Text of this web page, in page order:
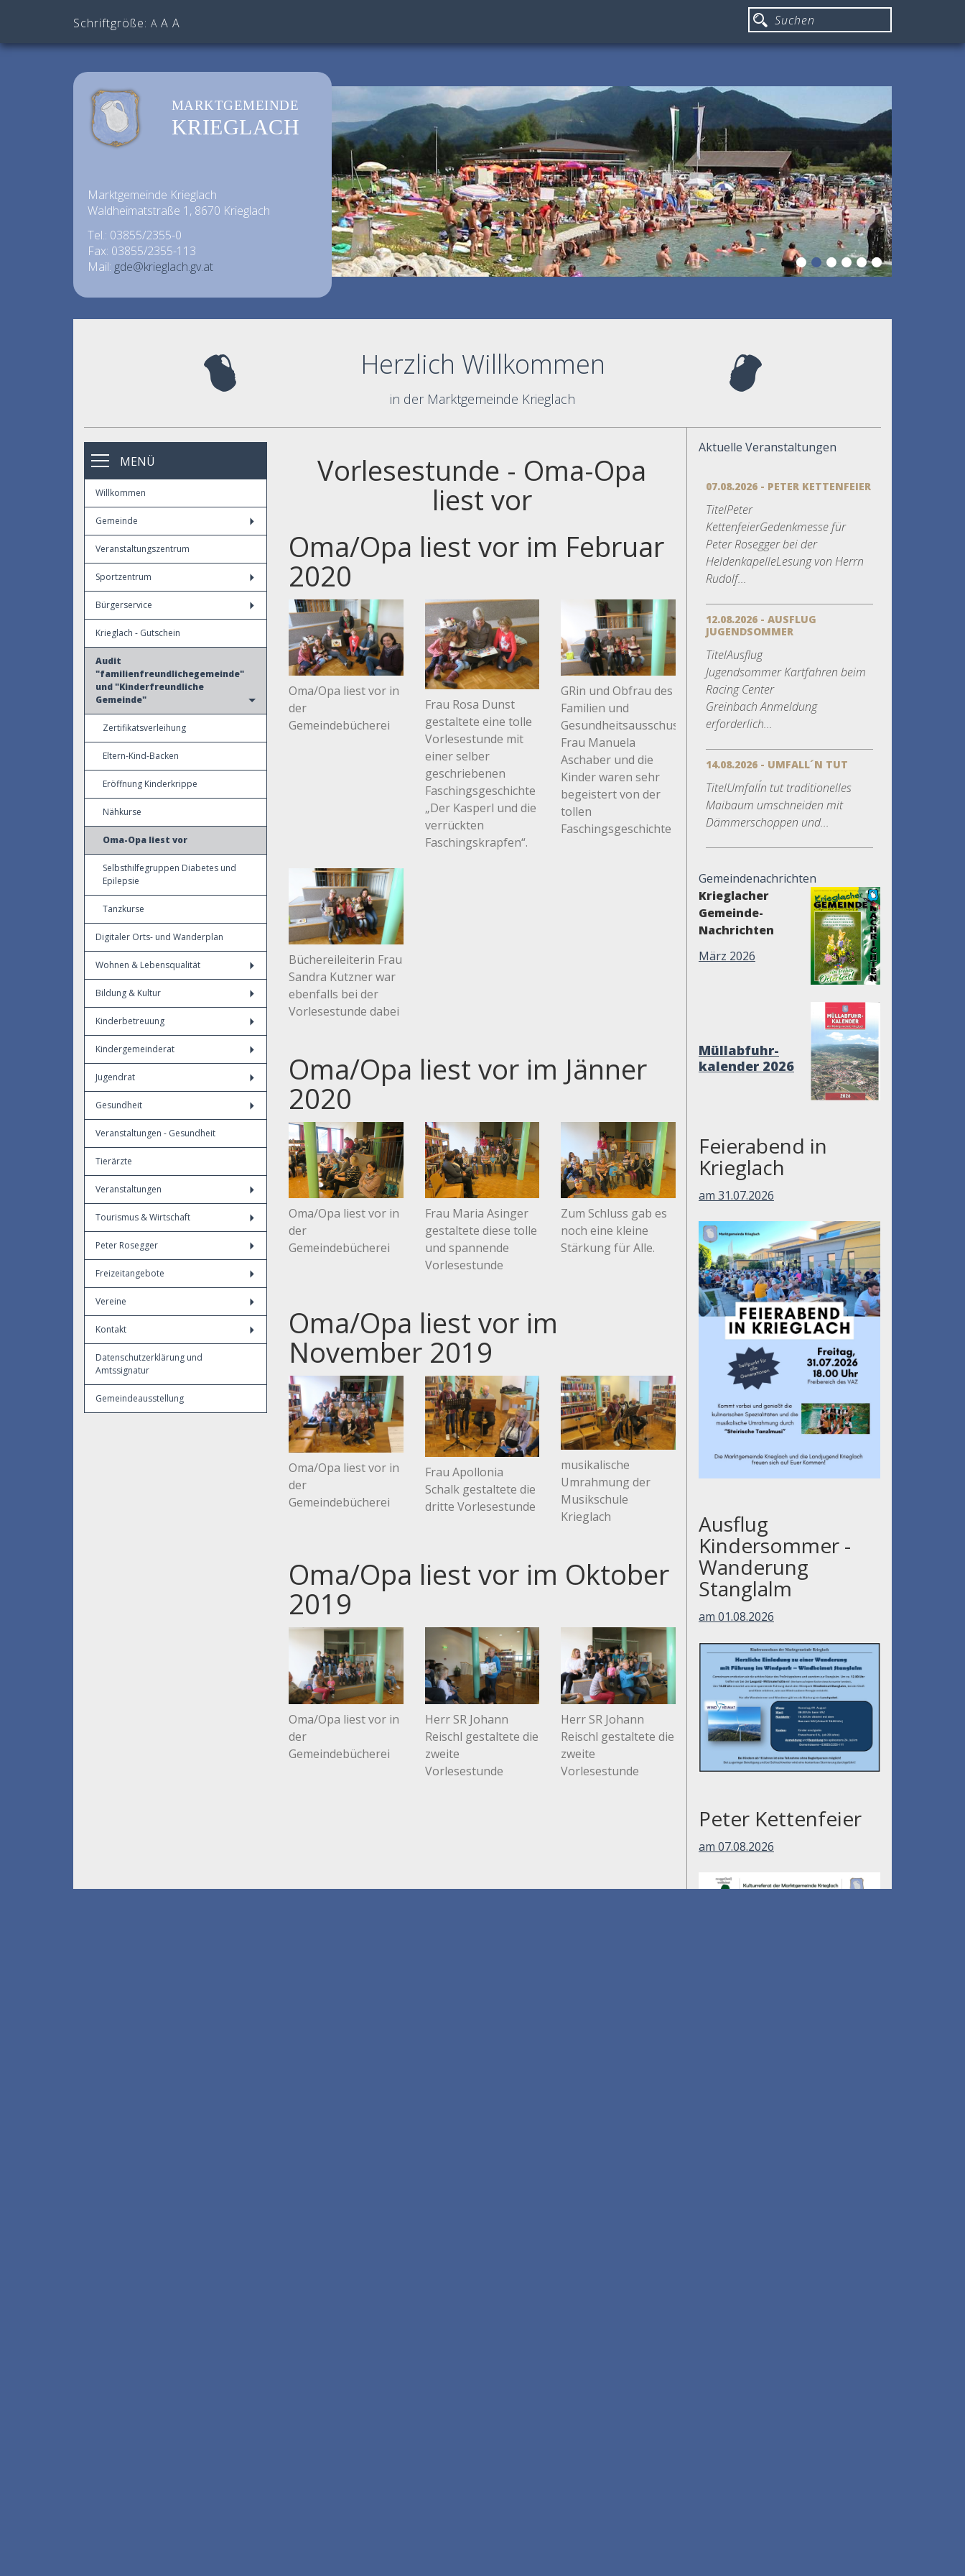
Schriftgröße: A A A
MARKTGEMEINDE
KRIEGLACH
Marktgemeinde Krieglach
Waldheimatstraße 1, 8670 Krieglach
Tel.: 03855/2355-0
Fax: 03855/2355-113
Mail: gde@krieglach.gv.at
Herzlich Willkommen
in der Marktgemeinde Krieglach
MENÜ
Willkommen
Gemeinde
Veranstaltungszentrum
Sportzentrum
Bürgerservice
Krieglach - Gutschein
Audit
"familienfreundlichegemeinde"
und "Kinderfreundliche
Gemeinde"
Zertifikatsverleihung
Eltern-Kind-Backen
Eröffnung Kinderkrippe
Nähkurse
Oma-Opa liest vor
Selbsthilfegruppen Diabetes und
Epilepsie
Tanzkurse
Digitaler Orts- und Wanderplan
Wohnen & Lebensqualität
Bildung & Kultur
Kinderbetreuung
Kindergemeinderat
Jugendrat
Gesundheit
Veranstaltungen - Gesundheit
Tierärzte
Veranstaltungen
Tourismus & Wirtschaft
Peter Rosegger
Freizeitangebote
Vereine
Kontakt
Datenschutzerklärung und
Amtssignatur
Gemeindeausstellung
Vorlesestunde - Oma-Opa
liest vor
Oma/Opa liest vor im Februar
2020
Oma/Opa liest vor in
der
Gemeindebücherei
Frau Rosa Dunst
gestaltete eine tolle
Vorlesestunde mit
einer selber
geschriebenen
Faschingsgeschichte
„Der Kasperl und die
verrückten
Faschingskrapfen“.
GRin und Obfrau des
Familien und
Gesundheitsausschusses
Frau Manuela
Aschaber und die
Kinder waren sehr
begeistert von der
tollen
Faschingsgeschichte
Büchereileiterin Frau
Sandra Kutzner war
ebenfalls bei der
Vorlesestunde dabei
Oma/Opa liest vor im Jänner
2020
Oma/Opa liest vor in
der
Gemeindebücherei
Frau Maria Asinger
gestaltete diese tolle
und spannende
Vorlesestunde
Zum Schluss gab es
noch eine kleine
Stärkung für Alle.
Oma/Opa liest vor im
November 2019
Oma/Opa liest vor in
der
Gemeindebücherei
Frau Apollonia
Schalk gestaltete die
dritte Vorlesestunde
musikalische
Umrahmung der
Musikschule
Krieglach
Oma/Opa liest vor im Oktober
2019
Oma/Opa liest vor in
der
Gemeindebücherei
Herr SR Johann
Reischl gestaltete die
zweite
Vorlesestunde
Herr SR Johann
Reischl gestaltete die
zweite
Vorlesestunde
Aktuelle Veranstaltungen
07.08.2026 - PETER KETTENFEIER
TitelPeter
KettenfeierGedenkmesse für
Peter Rosegger bei der
HeldenkapelleLesung von Herrn
Rudolf...
12.08.2026 - AUSFLUG
JUGENDSOMMER
TitelAusflug
Jugendsommer Kartfahren beim
Racing Center
Greinbach Anmeldung
erforderlich...
14.08.2026 - UMFALL´N TUT
TitelUmfall´n tut traditionelles
Maibaum umschneiden mit
Dämmerschoppen und...
Gemeindenachrichten
Krieglacher
Gemeinde-
Nachrichten
März 2026
Müllabfuhr-
kalender 2026
Feierabend in
Krieglach
am 31.07.2026
Ausflug
Kindersommer -
Wanderung
Stanglalm
am 01.08.2026
Peter Kettenfeier
am 07.08.2026